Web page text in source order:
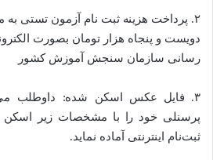
دویست و پنجاه هزار تومان بصورت
رسانی سازمان سنجش آموزش کشور
۳. فایل عکس اسکن شده: داوطلب
پرسنلی خود را با مشخصات زیر اسکن
ثبت‌نام اینترنتی آماده نماید.